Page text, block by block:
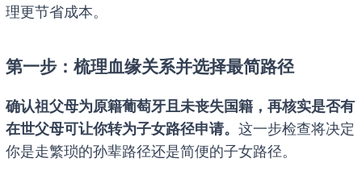
理更节省成本。
第一步：梳理血缘关系并选择最简路径
确认祖父母为原籍葡萄牙且未丧失国籍，再核实是否有
在世父母可让你转为子女路径申请。 这一步检查将决定
你是走繁琐的孙辈路径还是简便的子女路径。